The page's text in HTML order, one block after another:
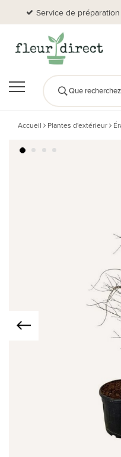
Service de
Accueil Plantes d'extérieur